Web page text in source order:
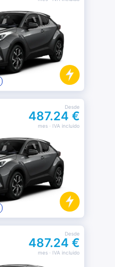
Desde
487.24 €
mes· IVA incluido
Desde
487.24 €
mes· IVA incluido